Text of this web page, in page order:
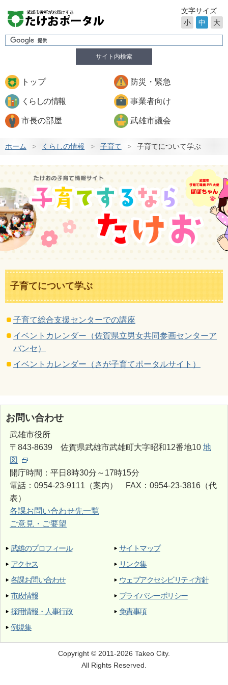
サイト内検索
文字サイズ
小
中 大
トップ 防災・緊急
くらしの情報 事業者向け
市長の部屋 武雄市議会
ホーム > くらしの情報 > 子育て > 子育てについて学ぶ
子育てについて学ぶ
子育て総合支援センターでの講座
イベントカレンダー（佐賀県立男女共同参画センターア
バンセ）
イベントカレンダー（さが子育てポータルサイト）
お問い合わせ
武雄市役所
〒843-8639 佐賀県武雄市武雄町大字昭和12番地10 地
図
開庁時間：平日8時30分～17時15分
電話：0954-23-9111（案内） FAX：0954-23-3816（代
表）
各課お問い合わせ先一覧
ご意見・ご要望
武雄のプロフィール
アクセス
各課お問い合わせ
市政情報
採用情報・人事行政
例規集
サイトマップ
リンク集
ウェブアクセシビリティ方針
プライバシーポリシー
免責事項
Copyright © 2011-2026 Takeo City.
All Rights Reserved.